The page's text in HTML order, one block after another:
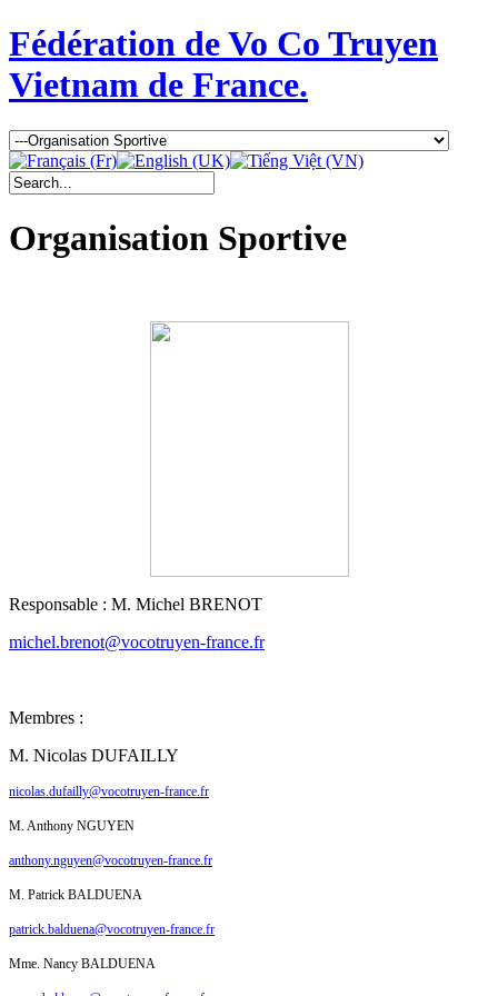
Fédération de Vo Co Truyen
Vietnam de France.
Organisation Sportive
Responsable : M. Michel BRENOT
michel.brenot@vocotruyen-france.fr
Membres :
M. Nicolas DUFAILLY
nicolas.dufailly@vocotruyen-france.fr
M. Anthony NGUYEN
anthony.nguyen@vocotruyen-france.fr
M. Patrick BALDUENA
patrick.balduena@vocotruyen-france.fr
Mme. Nancy BALDUENA